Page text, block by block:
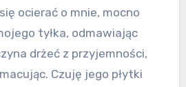
ocierać o mnie, mocno
tyłka, odmawiając
drżeć z przyjemności,
Czuję jego płytki